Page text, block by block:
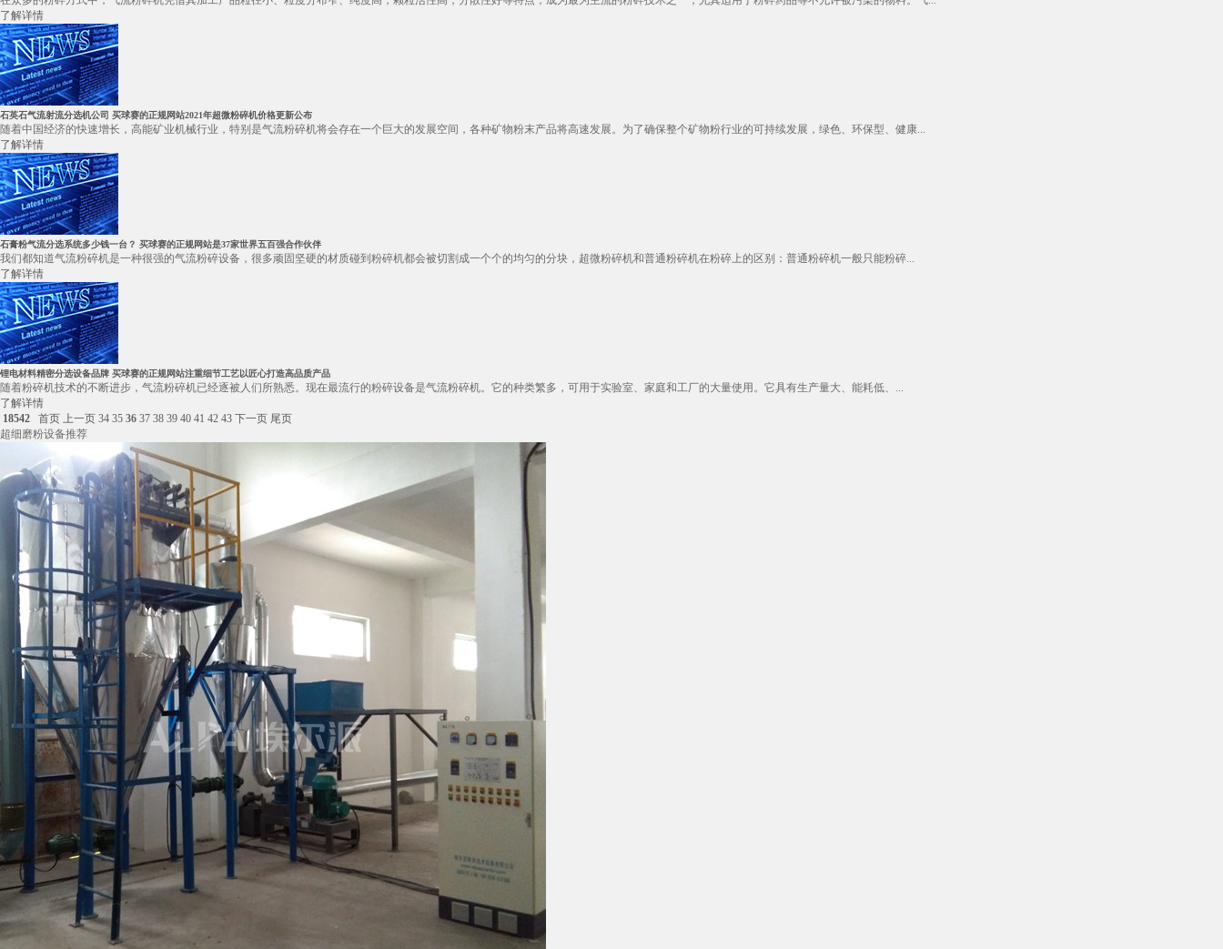
了解详情
石英石气流射流分选机公司 买球赛的正规网站2021年超微粉碎机价格更新公布
随着中国经济的快速增长，高能矿业机械行业，特别是气流粉碎机将会存在一个巨大的发展空间，各种矿物粉末产品将高速发展。为了确保整个矿物粉行业的可持续发展，绿色、环保型、健康...
了解详情
石膏粉气流分选系统多少钱一台？ 买球赛的正规网站是37家世界五百强合作伙伴
我们都知道气流粉碎机是一种很强的气流粉碎设备，很多顽固坚硬的材质碰到粉碎机都会被切割成一个个的均匀的分块，超微粉碎机和普通粉碎机在粉碎上的区别：普通粉碎机一般只能粉碎...
了解详情
锂电材料精密分选设备品牌 买球赛的正规网站注重细节工艺以匠心打造高品质产品
随着粉碎机技术的不断进步，气流粉碎机已经逐被人们所熟悉。现在最流行的粉碎设备是气流粉碎机。它的种类繁多，可用于实验室、家庭和工厂的大量使用。它具有生产量大、能耗低、...
了解详情
18542
首页 上一页 34 35 36 37 38 39 40 41 42 43 下一页 尾页
超细磨粉设备推荐